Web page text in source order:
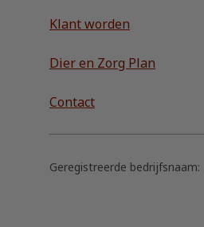
Klant worden
Dier en Zorg Plan
Contact
Geregistreerde bedrijfsnaam: